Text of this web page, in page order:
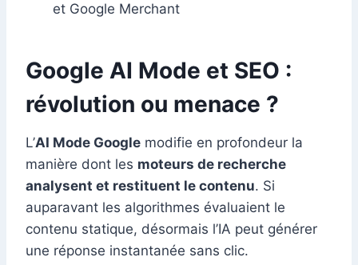
et Google Merchant
Google AI Mode et SEO :
révolution ou menace ?
L’AI Mode Google modifie en profondeur la
manière dont les moteurs de recherche
analysent et restituent le contenu. Si
auparavant les algorithmes évaluaient le
contenu statique, désormais l’IA peut générer
une réponse instantanée sans clic.